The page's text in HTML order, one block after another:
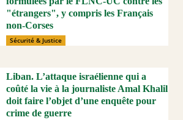
"étrangers", y compris les Français
non-Corses
Sécurité & Justice
Liban. L’attaque israélienne qui a
coûté la vie à la journaliste Amal Khalil
doit faire l’objet d’une enquête pour
crime de guerre